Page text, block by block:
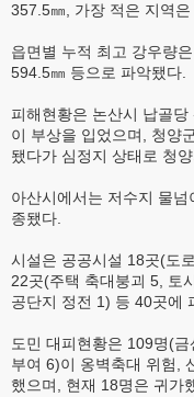
357.5㎜, 가장 적은 지역
읍면별 누적 최고 강우량
594.5㎜ 등으로 파악됐다.
피해현황은 논산시 납골
이 부상을 입었으며, 청양
됐다가 심정지 상태로 청
아산시에서는 저수지 물
종됐다.
시설은 공공시설 18곳(도
22곳(주택 축대붕괴 5, 토
공단지 정전 1) 등 40곳에
도민 대피현황은 109명(
부여 6)이 옹벽축대 위험,
했으며, 현재 18명은 귀가